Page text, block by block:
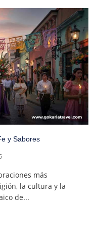
y Sabores
más
la cultura y la
de...